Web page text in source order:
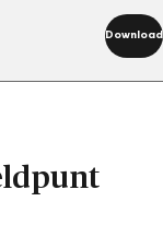
Download